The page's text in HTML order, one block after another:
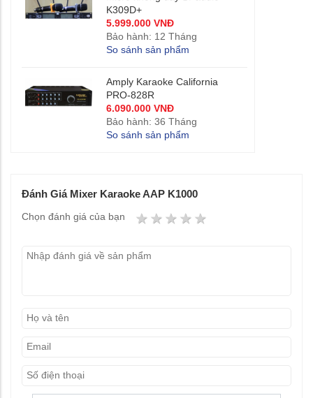
K309D+
5.999.000 VNĐ
Bảo hành: 12 Tháng
So sánh sản phẩm
Amply Karaoke California
PRO-828R
6.090.000 VNĐ
Bảo hành: 36 Tháng
So sánh sản phẩm
Đánh Giá Mixer Karaoke AAP K1000
Chọn đánh giá của bạn 4 stars
3 stars
2 stars
1 star